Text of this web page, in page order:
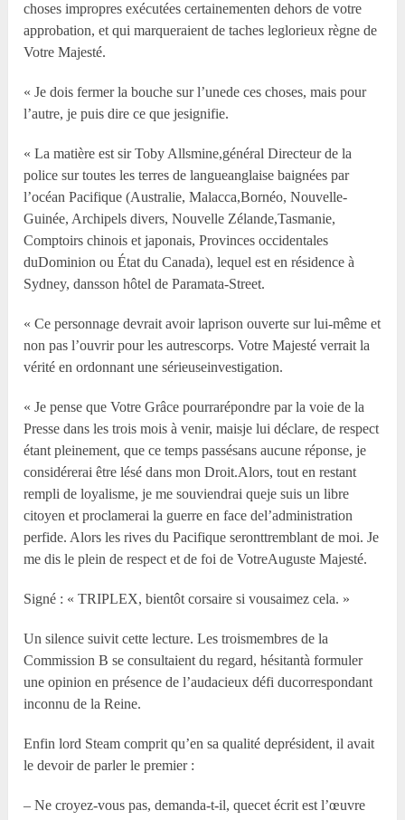
choses impropres exécutées certainementen dehors de votre
approbation, et qui marqueraient de taches leglorieux règne de
Votre Majesté.
« Je dois fermer la bouche sur l’unede ces choses, mais pour
l’autre, je puis dire ce que jesignifie.
« La matière est sir Toby Allsmine,général Directeur de la
police sur toutes les terres de langueanglaise baignées par
l’océan Pacifique (Australie, Malacca,Bornéo, Nouvelle-
Guinée, Archipels divers, Nouvelle Zélande,Tasmanie,
Comptoirs chinois et japonais, Provinces occidentales
duDominion ou État du Canada), lequel est en résidence à
Sydney, dansson hôtel de Paramata-Street.
« Ce personnage devrait avoir laprison ouverte sur lui-même et
non pas l’ouvrir pour les autrescorps. Votre Majesté verrait la
vérité en ordonnant une sérieuseinvestigation.
« Je pense que Votre Grâce pourrarépondre par la voie de la
Presse dans les trois mois à venir, maisje lui déclare, de respect
étant pleinement, que ce temps passésans aucune réponse, je
considérerai être lésé dans mon Droit.Alors, tout en restant
rempli de loyalisme, je me souviendrai queje suis un libre
citoyen et proclamerai la guerre en face del’administration
perfide. Alors les rives du Pacifique seronttremblant de moi. Je
me dis le plein de respect et de foi de VotreAuguste Majesté.
Signé : « TRIPLEX, bientôt corsaire si vousaimez cela. »
Un silence suivit cette lecture. Les troismembres de la
Commission B se consultaient du regard, hésitantà formuler
une opinion en présence de l’audacieux défi ducorrespondant
inconnu de la Reine.
Enfin lord Steam comprit qu’en sa qualité deprésident, il avait
le devoir de parler le premier :
– Ne croyez-vous pas, demanda-t-il, quecet écrit est l’œuvre